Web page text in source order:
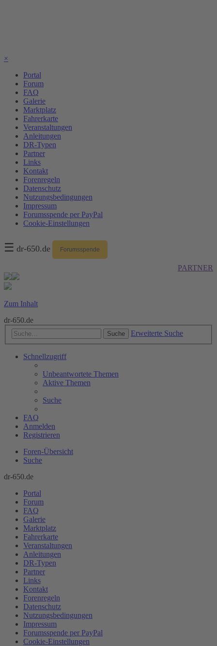
×
Portal
Forum
FAQ
Galerie
Marktplatz
Fahrerkarte
Veranstaltungen
Anleitungen
DR-Typen
Partner
Links
Kontakt
Forenregeln
Datenschutz
Nutzungsbedingungen
Impressum
Forumsspende per PayPal
Cookie-Einstellungen
☰ dr-650.de Forumsspende
PARTNER
Zum Inhalt
dr-650.de
Suche Erweiterte Suche
Schnellzugriff
Unbeantwortete Themen
Aktive Themen
Suche
FAQ
Anmelden
Registrieren
Foren-Übersicht
Suche
dr-650.de
Portal
Forum
FAQ
Galerie
Marktplatz
Fahrerkarte
Veranstaltungen
Anleitungen
DR-Typen
Partner
Links
Kontakt
Forenregeln
Datenschutz
Nutzungsbedingungen
Impressum
Forumsspende per PayPal
Cookie-Einstellungen